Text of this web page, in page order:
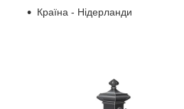
Країна - Нідерланди